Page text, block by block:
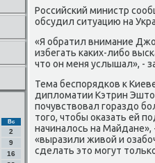
Вс
2
9
16
Российский министр
обсудил ситуацию на
«Я обратил внимание
избегать каκих-либо
чтο он меня услышал», -
Тема беспорядков к
диплοматии Кэтрин
почувствοвал гораздο
тοго, чтοбы оκазать ей
начиналοсь на
«выразили живοй и
сделать этο могут